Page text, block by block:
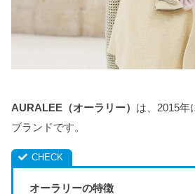
AURALEE（オーラリー） は、2015年
ブランドです。
オーラリーの特徴